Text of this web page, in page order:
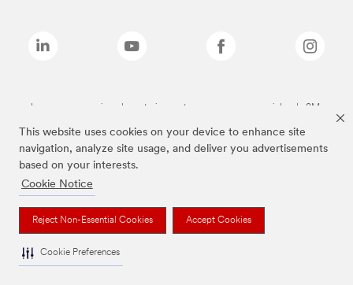
This website uses cookies on your device to enhance site
navigation, analyze site usage, and deliver you advertisements
based on your interests.
Cookie Notice
Reject Non-Essential Cookies Accept Cookies
Cookie Preferences
Las marcas mencionadas anteriormente son marcas comerciales de 3M.